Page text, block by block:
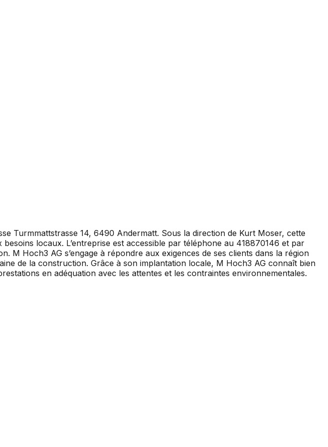
Turmmattstrasse 14, 6490 Andermatt. Sous la direction de Kurt Moser, cette
locaux. L’entreprise est accessible par téléphone au 418870146 et par
M Hoch3 AG s’engage à répondre aux exigences de ses clients dans la région
de la construction. Grâce à son implantation locale, M Hoch3 AG connaît bien
en adéquation avec les attentes et les contraintes environnementales.